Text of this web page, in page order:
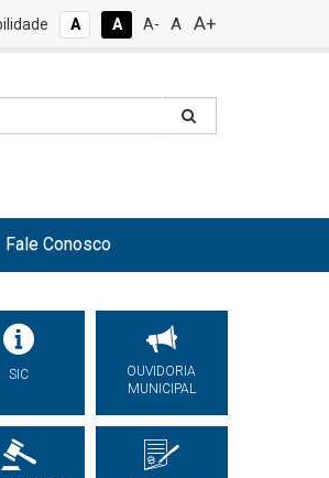
A A A- A A+
Fale Conosco
SIC
OUVIDORIA
MUNICIPAL